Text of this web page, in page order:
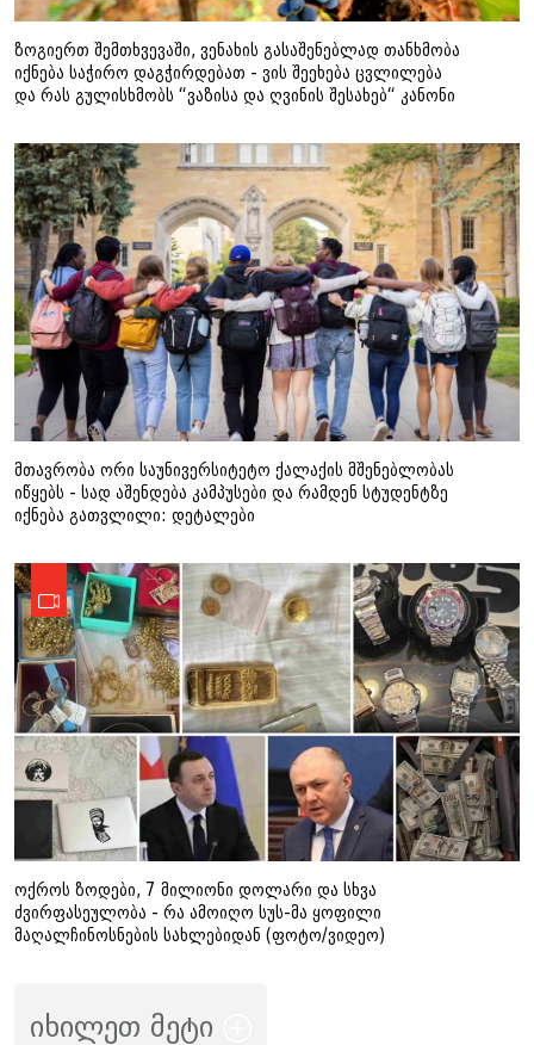
ზოგიერთ შემთხვევაში, ვენახის გასაშენებლად თანხმობა
იქნება საჭირო დაგჭირდებათ - ვის შეეხება ცვლილება
და რას გულისხმობს “ვაზისა და ღვინის შესახებ“ კანონი
მთავრობა ორი საუნივერსიტეტო ქალაქის მშენებლობას
იწყებს - სად აშენდება კამპუსები და რამდენ სტუდენტზე
იქნება გათვლილი: დეტალები
ოქროს ზოდები, 7 მილიონი დოლარი და სხვა
ძვირფასეულობა - რა ამოიღო სუს-მა ყოფილი
მაღალჩინოსნების სახლებიდან (ფოტო/ვიდეო)
იხილეთ მეტი